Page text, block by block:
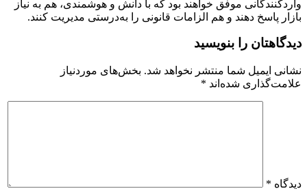
واردکنندگانی موفق خواهند بود که با دانش و هوشمندی، هم به نیاز
بازار پاسخ دهند و هم الزامات قانونی را به‌درستی مدیریت کنند.
دیدگاهتان را بنویسید
نشانی ایمیل شما منتشر نخواهد شد. بخش‌های موردنیاز
علامت‌گذاری شده‌اند *
دیدگاه *